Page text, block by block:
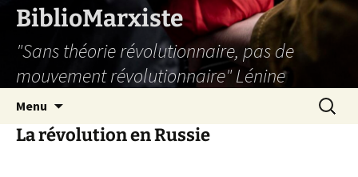
Aller
contenu
BiblioMarxiste
"Sans théorie révolutionnaire, pas de
mouvement révolutionnaire" Lénine
Menu
La révolution en Russie